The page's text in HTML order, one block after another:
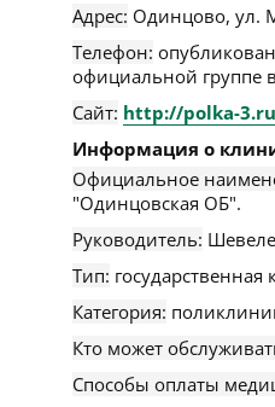
Адрес: Одинцово, ул.
Телефон:
официальной группе в
Сайт: http://polka-
Информация о
Официальное
"Одинцовская ОБ".
Руководитель:
Тип: государственная
Категория:
Кто может
Способы оплаты